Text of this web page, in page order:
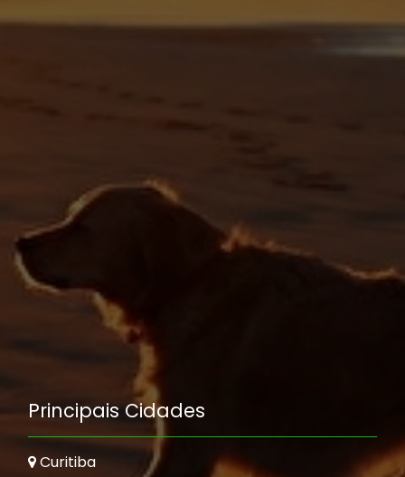
Principais Cidades
Curitiba